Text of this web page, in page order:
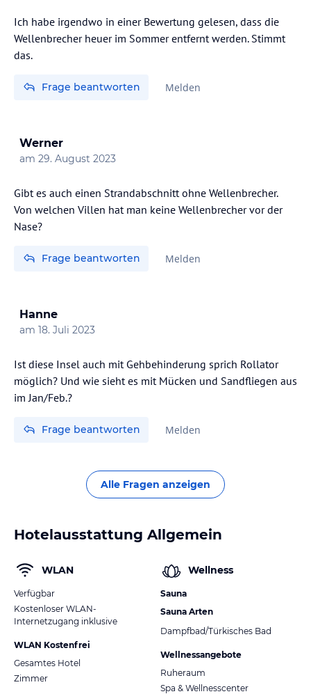
Ich habe irgendwo in einer Bewertung gelesen, dass die
Wellenbrecher heuer im Sommer entfernt werden. Stimmt
das.
Frage beantworten Melden
Werner
am 29. August 2023
Gibt es auch einen Strandabschnitt ohne Wellenbrecher.
Von welchen Villen hat man keine Wellenbrecher vor der
Nase?
Frage beantworten Melden
Hanne
am 18. Juli 2023
Ist diese Insel auch mit Gehbehinderung sprich Rollator
möglich? Und wie sieht es mit Mücken und Sandfliegen aus
im Jan/Feb.?
Frage beantworten Melden
Alle Fragen anzeigen
Hotelausstattung Allgemein
WLAN
Verfügbar
Kostenloser WLAN-
Internetzugang inklusive
WLAN Kostenfrei
Gesamtes Hotel
Zimmer
Wellness
Sauna
Sauna Arten
Dampfbad/Türkisches Bad
Wellnessangebote
Ruheraum
Spa & Wellnesscenter